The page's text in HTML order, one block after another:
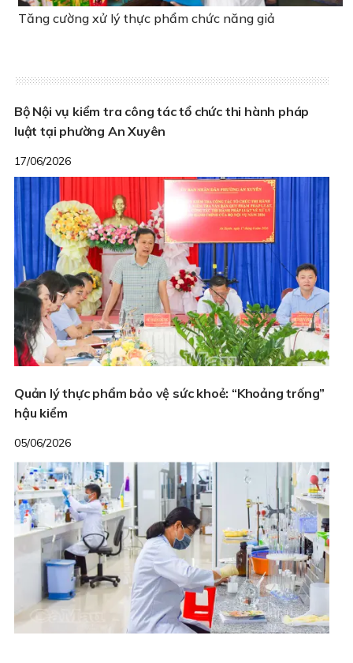
Tăng cường xử lý thực phẩm chức năng giả
Bộ Nội vụ kiểm tra công tác tổ chức thi hành pháp
luật tại phường An Xuyên
17/06/2026
Quản lý thực phẩm bảo vệ sức khoẻ: “Khoảng trống”
hậu kiểm
05/06/2026